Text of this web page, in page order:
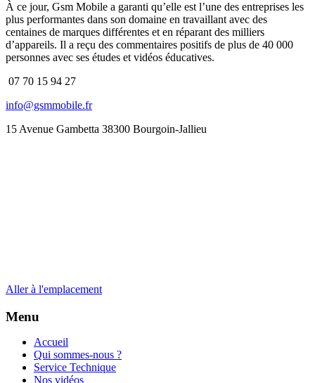
À ce jour, Gsm Mobile a garanti qu’elle est l’une des entreprises les
plus performantes dans son domaine en travaillant avec des
centaines de marques différentes et en réparant des milliers
d’appareils. Il a reçu des commentaires positifs de plus de 40 000
personnes avec ses études et vidéos éducatives.
07 70 15 94 27
info@gsmmobile.fr
15 Avenue Gambetta 38300 Bourgoin-Jallieu
Aller à l'emplacement
Menu
Accueil
Qui sommes-nous ?
Service Technique
Nos vidéos